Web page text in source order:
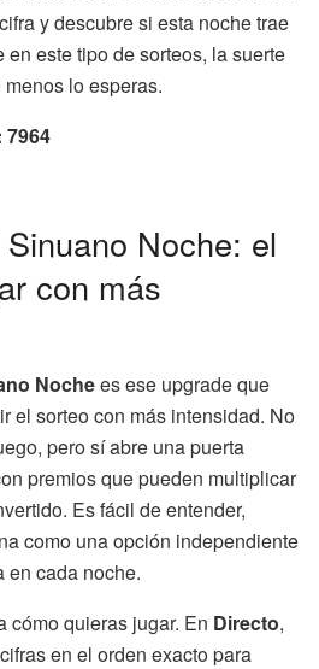
y descubre si esta noche trae
este tipo de sorteos, la suerte
lo esperas.
7964
Noche: el
con más
Nochees ese upgrade que
el sorteo con más intensidad. No
pero sí abre una puerta
premios que pueden multiplicar
Es fácil de entender,
como una opción independiente
en cada noche.
cómo quieras jugar. En Directo,
en el orden exacto para